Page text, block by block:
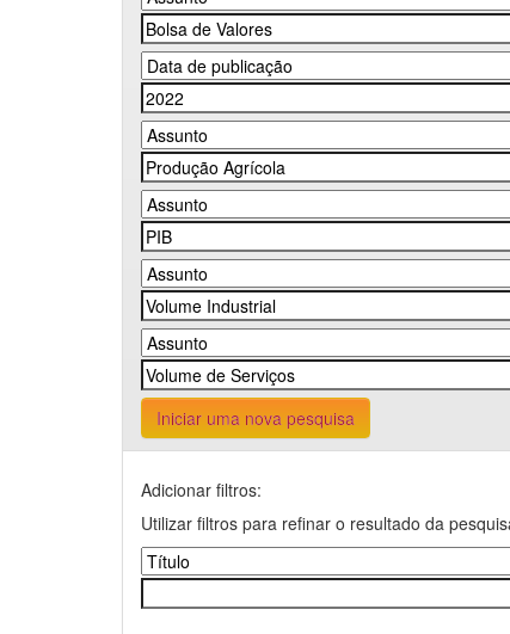
Iniciar uma nova pesquisa
Adicionar filtros:
Utilizar filtros para refinar o resultado da